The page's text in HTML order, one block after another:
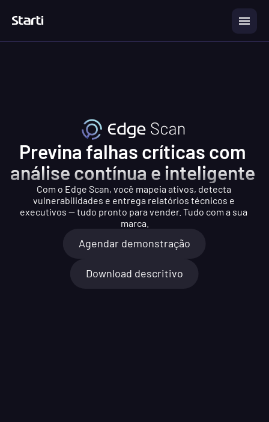
Previna falhas críticas com
análise contínua e inteligente
Com o Edge Scan, você mapeia ativos, detecta
vulnerabilidades e entrega relatórios técnicos e
executivos — tudo pronto para vender. Tudo com a sua
marca.
Agendar demonstração
Download descritivo